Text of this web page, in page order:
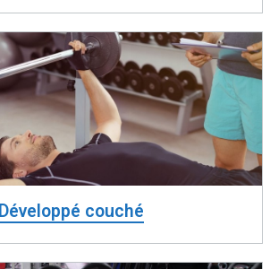
Développé couché